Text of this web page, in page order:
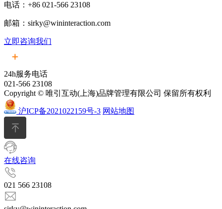
电话：+86 021-566 23108
邮箱：sirky@wininteraction.com
立即咨询我们
24h服务电话
021-566 23108
Copyright © 唯引互动(上海)品牌管理有限公司 保留所有权利
沪ICP备2021022159号-3 网站地图
在线咨询
021 566 23108